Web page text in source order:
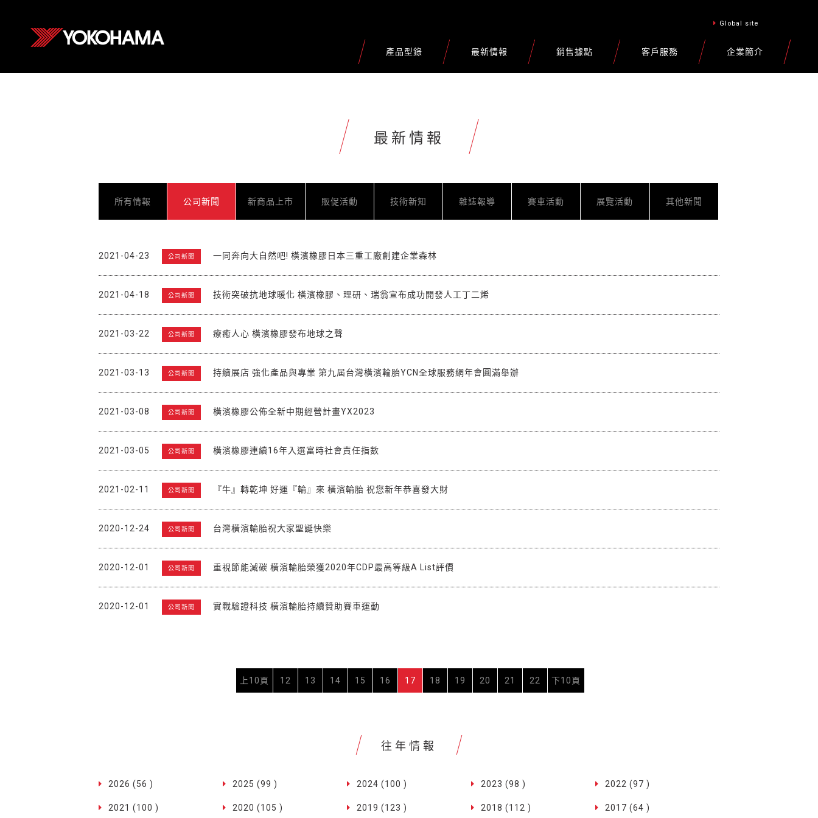
Global site
產品型錄 最新情報 銷售據點 客戶服務 企業簡介
最新情報
所有情報 公司新聞 新商品上市 販促活動 技術新知 雜誌報導 賽車活動 展覽活動 其他新聞
2021-04-23 公司新聞 一同奔向大自然吧! 橫濱橡膠日本三重工廠創建企業森林
2021-04-18 公司新聞 技術突破抗地球暖化 橫濱橡膠、理研、瑞翁宣布成功開發人工丁二烯
2021-03-22 公司新聞 療癒人心 橫濱橡膠發布地球之聲
2021-03-13 公司新聞 持續展店 強化產品與專業 第九屆台灣橫濱輪胎YCN全球服務網年會圓滿舉辦
2021-03-08 公司新聞 橫濱橡膠公佈全新中期經營計畫YX2023
2021-03-05 公司新聞 橫濱橡膠連續16年入選富時社會責任指數
2021-02-11 公司新聞 『牛』轉乾坤 好運『輪』來 橫濱輪胎 祝您新年恭喜發大財
2020-12-24 公司新聞 台灣橫濱輪胎祝大家聖誕快樂
2020-12-01 公司新聞 重視節能減碳 橫濱輪胎榮獲2020年CDP最高等級A List評價
2020-12-01 公司新聞 實戰驗證科技 橫濱輪胎持續贊助賽車運動
上10頁 12 13 14 15 16 17 18 19 20 21 22 下10頁
往年情報
2026 (56 ) 2025 (99 ) 2024 (100 ) 2023 (98 ) 2022 (97 )
2021 (100 ) 2020 (105 ) 2019 (123 ) 2018 (112 ) 2017 (64 )